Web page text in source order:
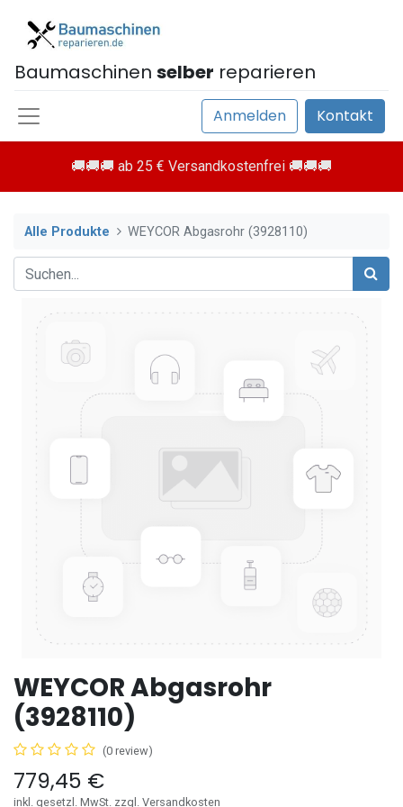
Baumaschinen selber reparieren
Anmelden Kontakt
🚚🚚🚚 ab 25 € Versandkostenfrei 🚚🚚🚚
Alle Produkte WEYCOR Abgasrohr (3928110)
WEYCOR Abgasrohr
(3928110)
(0 review)
779,45 €
inkl. gesetzl. MwSt. zzgl. Versandkosten